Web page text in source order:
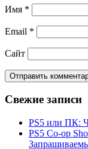
Имя *
Email *
Сайт
Свежие записи
PS5 или ПК:
PS5 Co-op